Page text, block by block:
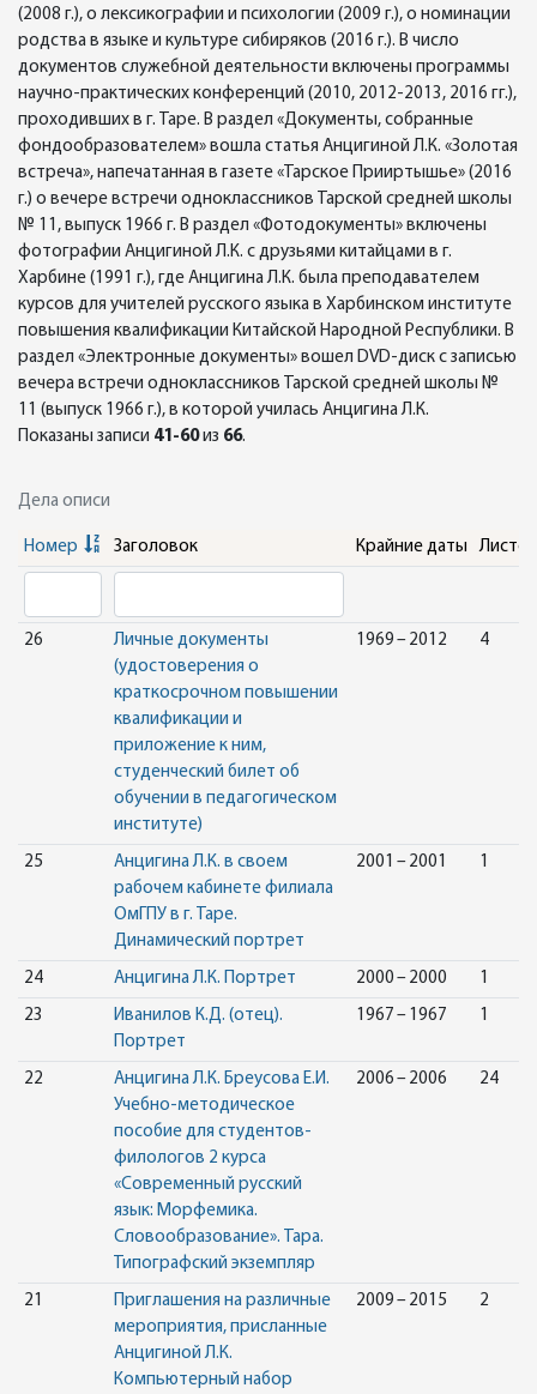
(2008 г.), о лексикографии и психологии (2009 г.), о номинации
родства в языке и культуре сибиряков (2016 г.). В число
документов служебной деятельности включены программы
научно-практических конференций (2010, 2012-2013, 2016 гг.),
проходивших в г. Таре. В раздел «Документы, собранные
фондообразователем» вошла статья Анцигиной Л.К. «Золотая
встреча», напечатанная в газете «Тарское Прииртышье» (2016
г.) о вечере встречи одноклассников Тарской средней школы
№ 11, выпуск 1966 г. В раздел «Фотодокументы» включены
фотографии Анцигиной Л.К. с друзьями китайцами в г.
Харбине (1991 г.), где Анцигина Л.К. была преподавателем
курсов для учителей русского языка в Харбинском институте
повышения квалификации Китайской Народной Республики. В
раздел «Электронные документы» вошел DVD-диск с записью
вечера встречи одноклассников Тарской средней школы №
11 (выпуск 1966 г.), в которой училась Анцигина Л.К.
Показаны записи 41-60из 66.
Дела описи
Номер Заголовок Крайние даты Листов
26
Личные документы
(удостоверения о
краткосрочном повышении
квалификации и
приложение к ним,
студенческий билет об
обучении в педагогическом
институте)
1969 – 2012 4
25
Анцигина Л.К. в своем
рабочем кабинете филиала
ОмГПУ в г. Таре.
Динамический портрет
2001 – 2001 1
24 Анцигина Л.К. Портрет 2000 – 2000 1
23
Иванилов К.Д. (отец).
Портрет
1967 – 1967 1
22
Анцигина Л.К. Бреусова Е.И.
Учебно-методическое
пособие для студентов-
филологов 2 курса
«Современный русский
язык: Морфемика.
Словообразование». Тара.
Типографский экземпляр
2006 – 2006 24
21
Приглашения на различные
мероприятия, присланные
Анцигиной Л.К.
Компьютерный набор
2009 – 2015 2